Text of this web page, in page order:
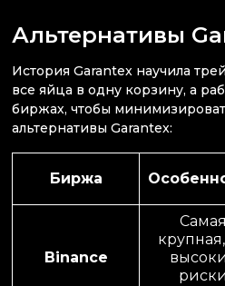
Альтернативы
История Garantex научила
все яйца в одну корзину, а
биржах, чтобы
альтернативы Garantex:
Биржа
Binance
Самая
риски